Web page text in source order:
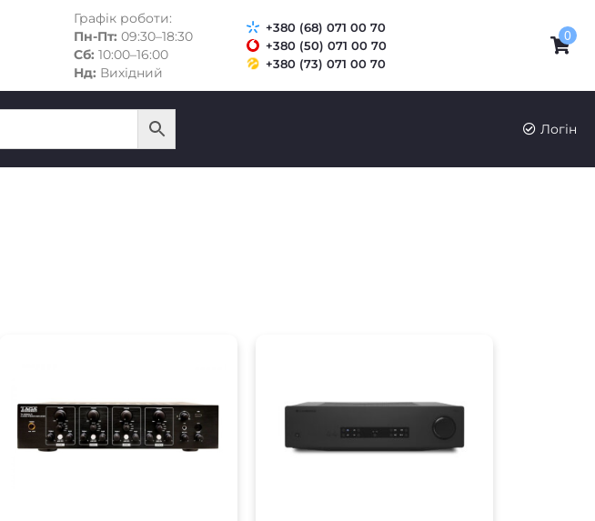
Графік роботи:
Пн-Пт: 09:30–18:30
Сб: 10:00–16:00
Нд: Вихідний
+380 (68) 071 00 70
+380 (50) 071 00 70
+380 (73) 071 00 70
0
Логін